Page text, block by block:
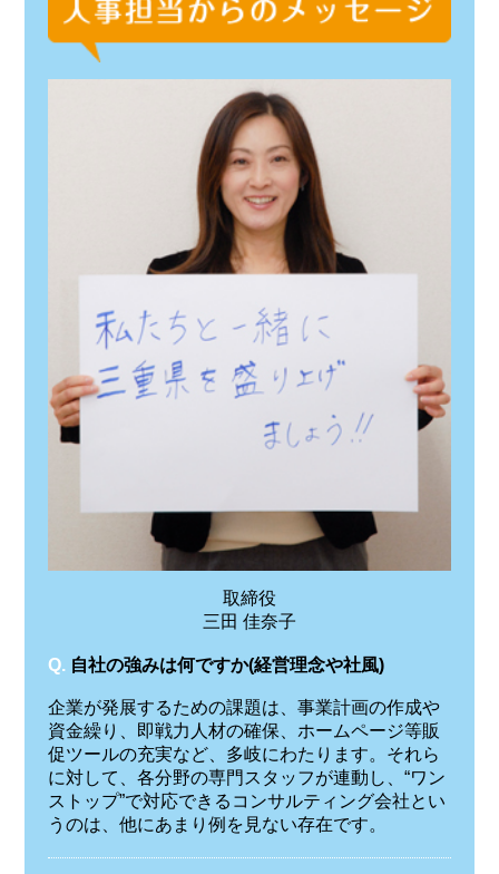
取締役
三田 佳奈子
Q. 自社の強みは何ですか(経営理念や社風)
企業が発展するための課題は、事業計画の作成や
資金繰り、即戦力人材の確保、ホームページ等販
促ツールの充実など、多岐にわたります。それら
に対して、各分野の専門スタッフが連動し、“ワン
ストップ”で対応できるコンサルティング会社とい
うのは、他にあまり例を見ない存在です。